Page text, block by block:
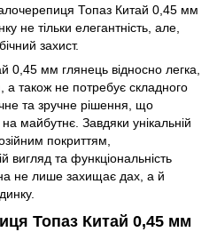
Топаз Китай 0,45 мм
не тільки елегантність, але,
захист.
0,45 мм глянець відносно легка,
а також не потребує складного
та зручне рішення, що
майбутнє. Завдяки унікальній
покриттям,
вигляд та функціональність
не лише захищає дах, а й
Топаз Китай 0,45 мм